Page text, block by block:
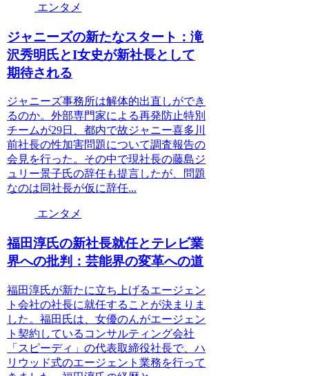
エンタメ
ジャニーズの新たなスタート：滝
沢秀明氏とI女史が新社長として
期待される
ジャニーズ事務所は解体的出直しができ
るのか。外部専門家による再発防止特別
チームが29日、都内で故ジャニー喜多川
前社長の性加害問題について調査報告の
会見を行った。その中で現社長の藤島ジ
ュリー景子氏の辞任も提言したが、問題
なのは同社長が仮に辞任...
エンタメ
福田淳氏の新社長就任とテレビ業
界への批判：芸能界の変革への道
福田淳氏が新たに立ち上げるエージェン
ト会社の社長に就任することが決まりま
した。福田氏は、女優のんがエージェン
ト契約しているコンサルティング会社
「スピーディ」の代表取締役社長で、ハ
リウッド式のエージェント業務を行って